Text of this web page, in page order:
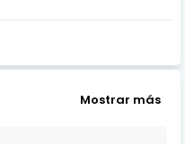
Mostrar más